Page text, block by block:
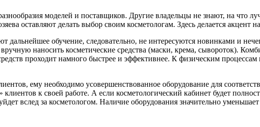
моделей и поставщиков. Другие владельцы не знают, на что
оставляют делать выбор своим косметологам. Здесь делается акцент
дальнейшее обучение, следовательно, не интересуются новинками и
наносить косметические средства (маски, крема, сывороток).
проходит намного быстрее и эффективнее. К физическим
ему необходимо усовершенствованное оборудование для
к своей работе. А если косметологический кабинет будет
вслед за косметологом. Наличие оборудования значительно